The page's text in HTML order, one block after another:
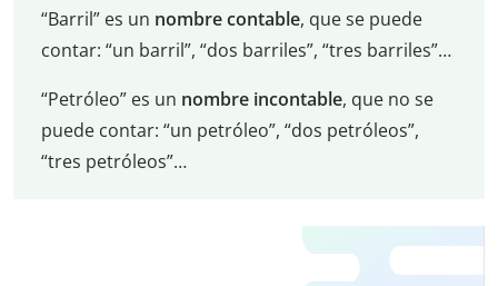
“Barril” es un nombrecontable, que se puede
contar: “un barril”, “dos barriles”, “tres barriles”…
“Petróleo” es un nombre incontable, que no se
puede contar: “un petróleo”, “dos petróleos”,
“tres petróleos”…